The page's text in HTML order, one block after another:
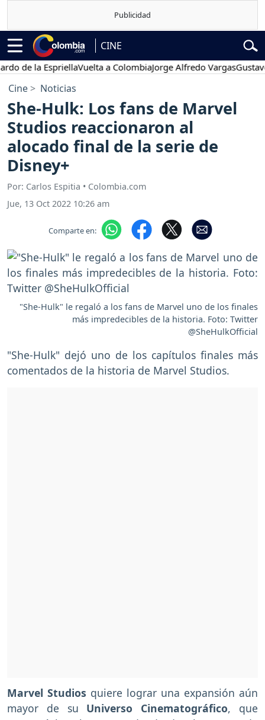
CINE
la EspriellaVuelta a ColombiaJorge Alfredo VargasGustavo
Cine Noticias
She-Hulk: Los fans de Marvel
Studios reaccionaron al
alocado final de la serie de
Disney+
Por: Carlos Espitia • Colombia.com
Jue, 13 Oct 2022 10:26 am
Comparte en:
"She-Hulk" le regaló a los fans de Marvel uno de los finales
más impredecibles de la historia. Foto: Twitter
@SheHulkOfficial
"She-Hulk" dejó uno de los capítulos finales más
comentados de la historia de Marvel Studios.
Marvel Studios quiere lograr una expansión aún
mayor de su Universo Cinematográfico, que